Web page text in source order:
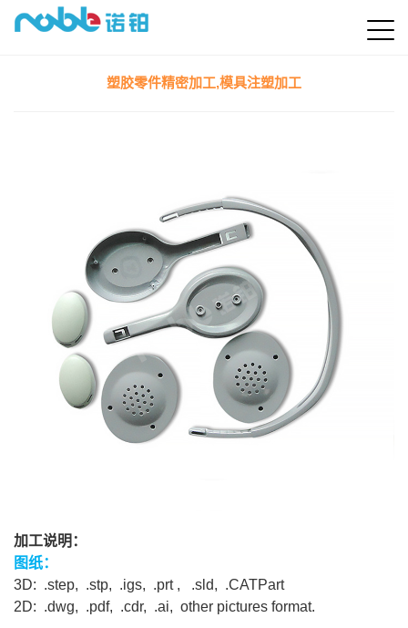
塑胶零件精密加工,模具注塑加工
加工说明：
图纸：
3D: .step, .stp, .igs, .prt , .sld, .CATPart
2D: .dwg, .pdf, .cdr, .ai, other pictures format.